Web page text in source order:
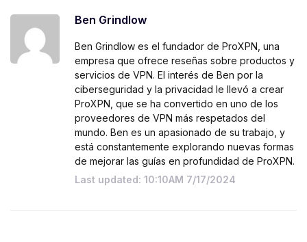
Ben Grindlow
Ben Grindlow es el fundador de ProXPN, una
empresa que ofrece reseñas sobre productos y
servicios de VPN. El interés de Ben por la
ciberseguridad y la privacidad le llevó a crear
ProXPN, que se ha convertido en uno de los
proveedores de VPN más respetados del
mundo. Ben es un apasionado de su trabajo, y
está constantemente explorando nuevas formas
de mejorar las guías en profundidad de ProXPN.
Last updated: 10:10AM 7/17/2024